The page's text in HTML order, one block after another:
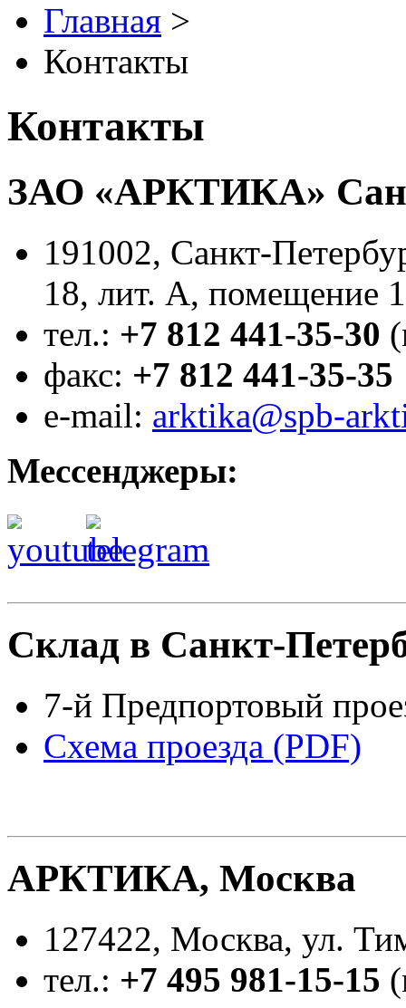
Главная >
Контакты
Контакты
ЗАО «АРКТИКА»
191002, Санкт-
18, лит. А, помещение
тел.: +7 812 441-35-30
факс: +7 812 441-35-35
e-mail: arktika@spb-
Мессенджеры:
Склад в Санкт-
7-й Предпортовый
Схема проезда (PDF)
АРКТИКА, Москва
127422, Москва, ул.
тел.: +7 495 981-15-15